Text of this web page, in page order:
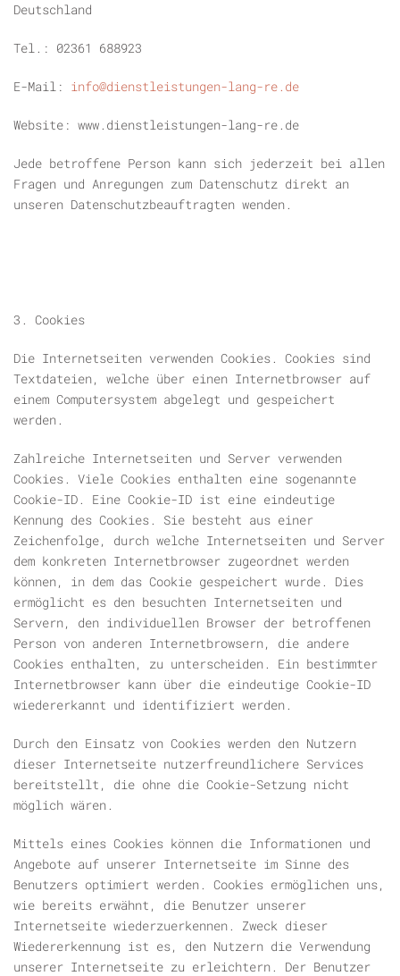
Deutschland
Tel.: 02361 688923
E-Mail: info@dienstleistungen-lang-re.de
Website: www.dienstleistungen-lang-re.de
Jede betroffene Person kann sich jederzeit bei allen
Fragen und Anregungen zum Datenschutz direkt an
unseren Datenschutzbeauftragten wenden.
3. Cookies
Die Internetseiten verwenden Cookies. Cookies sind
Textdateien, welche über einen Internetbrowser auf
einem Computersystem abgelegt und gespeichert
werden.
Zahlreiche Internetseiten und Server verwenden
Cookies. Viele Cookies enthalten eine sogenannte
Cookie-ID. Eine Cookie-ID ist eine eindeutige
Kennung des Cookies. Sie besteht aus einer
Zeichenfolge, durch welche Internetseiten und Server
dem konkreten Internetbrowser zugeordnet werden
können, in dem das Cookie gespeichert wurde. Dies
ermöglicht es den besuchten Internetseiten und
Servern, den individuellen Browser der betroffenen
Person von anderen Internetbrowsern, die andere
Cookies enthalten, zu unterscheiden. Ein bestimmter
Internetbrowser kann über die eindeutige Cookie-ID
wiedererkannt und identifiziert werden.
Durch den Einsatz von Cookies werden den Nutzern
dieser Internetseite nutzerfreundlichere Services
bereitstellt, die ohne die Cookie-Setzung nicht
möglich wären.
Mittels eines Cookies können die Informationen und
Angebote auf unserer Internetseite im Sinne des
Benutzers optimiert werden. Cookies ermöglichen uns,
wie bereits erwähnt, die Benutzer unserer
Internetseite wiederzuerkennen. Zweck dieser
Wiedererkennung ist es, den Nutzern die Verwendung
unserer Internetseite zu erleichtern. Der Benutzer